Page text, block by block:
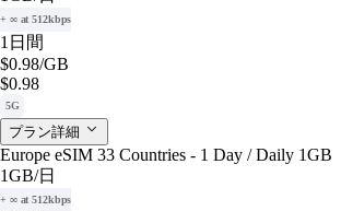
+ ∞ at 512kbps
1日間
$0.98/GB
$0.98
5G
プラン詳細
Europe eSIM 33 Countries - 1 Day / Daily 1GB
1GB/日
+ ∞ at 512kbps